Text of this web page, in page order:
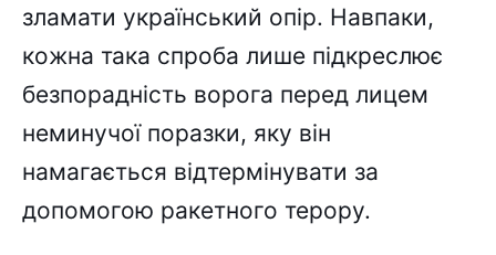
зламати український опір. Навпаки,
кожна така спроба лише підкреслює
безпорадність ворога перед лицем
неминучої поразки, яку він
намагається відтермінувати за
допомогою ракетного терору.